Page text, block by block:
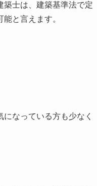
築士は、建築基準法で定
と言えます。
なっている方も少なく